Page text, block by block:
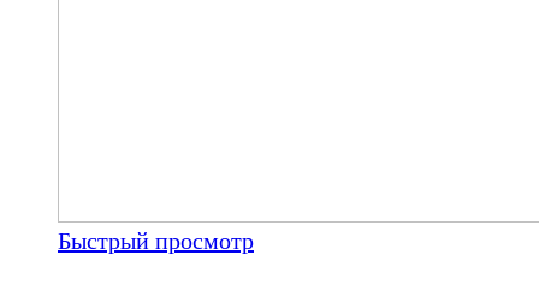
Быстрый просмотр